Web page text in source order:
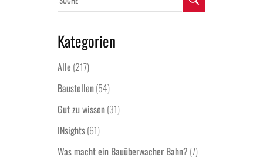
Kategorien
Alle (217)
Baustellen(54)
Gut zu wissen(31)
INsights(61)
Was macht ein Bauüberwacher Bahn? (7)